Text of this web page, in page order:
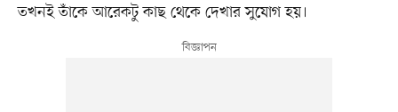
তখনই তাঁকে আরেকটু কাছ থেকে দেখার সুযোগ হয়।